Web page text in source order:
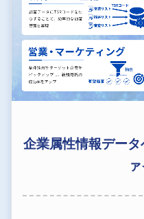
企業属性情報デー